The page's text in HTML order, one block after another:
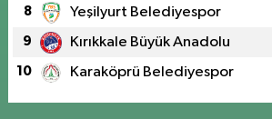
8 Yeşilyurt Belediyespor
9 Kırıkkale Büyük Anadolu
10 Karaköprü Belediyespor